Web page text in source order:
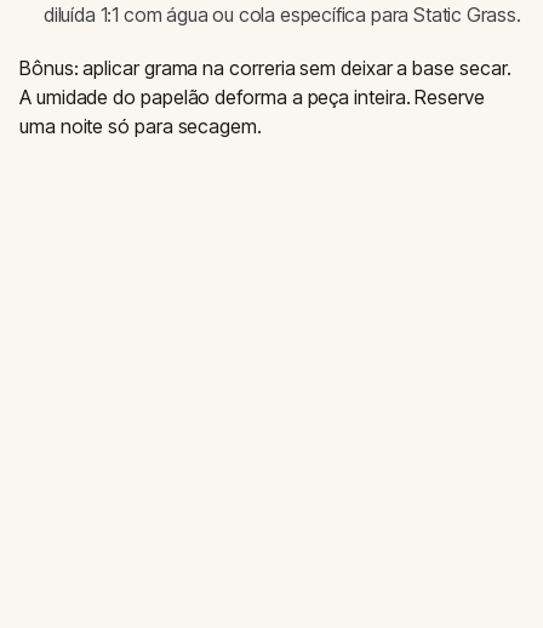
diluída 1:1 com água ou cola específica para Static Grass.
Bônus: aplicar grama na correria sem deixar a base secar.
A umidade do papelão deforma a peça inteira. Reserve
uma noite só para secagem.